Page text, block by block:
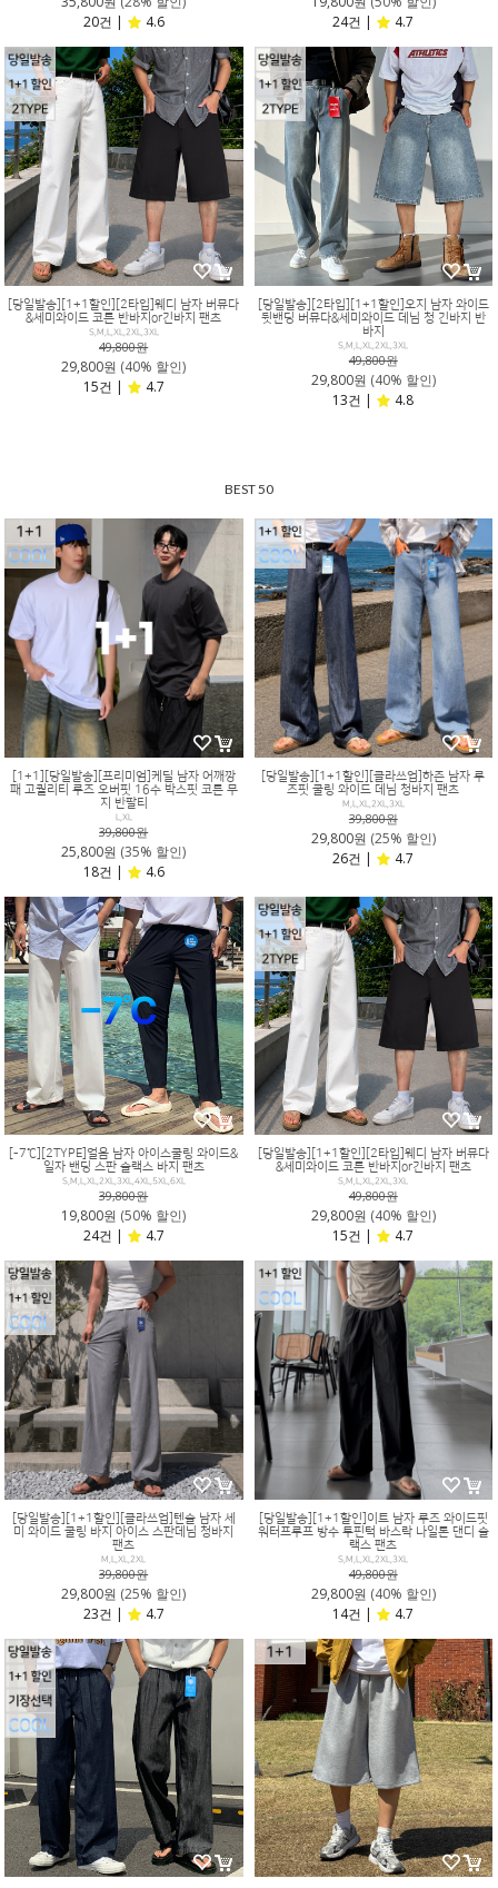
20건 |
4.6
24건 |
4.7
[당일발송][1+1할인][2타입]웨디 남자 버뮤다
&세미와이드 코튼 반바지or긴바지 팬츠
S,M,L,XL,2XL,3XL
49,800원
29,800원 (40% 할인)
15건 |
4.7
[당일발송][2타입][1+1할인]오지 남자 와이드
뒷밴딩 버뮤다&세미와이드 데님 청 긴바지 반
바지
S,M,L,XL,2XL,3XL
49,800원
29,800원 (40% 할인)
13건 |
4.8
BEST 50
[1+1][당일발송][프리미엄]케딜 남자 어깨깡
패 고퀄리티 루즈 오버핏 16수 박스핏 코튼 무
지 반팔티
L,XL
39,800원
25,800원 (35% 할인)
18건 |
4.6
[당일발송][1+1할인][클라쓰업]하즌 남자 루
즈핏 쿨링 와이드 데님 청바지 팬츠
M,L,XL,2XL,3XL
39,800원
29,800원 (25% 할인)
26건 |
4.7
[-7℃][2TYPE]얼음 남자 아이스쿨링 와이드&
일자 밴딩 스판 슬랙스 바지 팬츠
S,M,L,XL,2XL,3XL,4XL,5XL,6XL
39,800원
19,800원 (50% 할인)
24건 |
4.7
[당일발송][1+1할인][2타입]웨디 남자 버뮤다
&세미와이드 코튼 반바지or긴바지 팬츠
S,M,L,XL,2XL,3XL
49,800원
29,800원 (40% 할인)
15건 |
4.7
[당일발송][1+1할인][클라쓰업]텐슬 남자 세
미 와이드 쿨링 바지 아이스 스판데님 청바지
팬츠
M,L,XL,2XL
39,800원
29,800원 (25% 할인)
23건 |
4.7
[당일발송][1+1할인]이트 남자 루즈 와이드핏
워터프루프 방수 투핀턱 바스락 나일론 댄디 슬
랙스 팬츠
S,M,L,XL,2XL,3XL
49,800원
29,800원 (40% 할인)
14건 |
4.7